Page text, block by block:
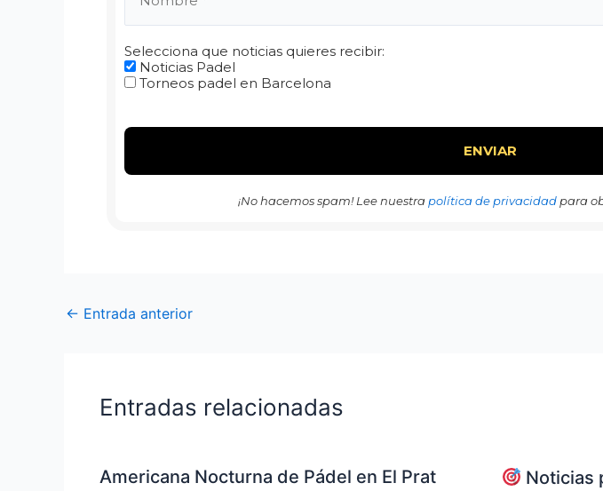
Selecciona que noticias quieres recibir:
Noticias Padel
Torneos padel en Barcelona
¡No hacemos spam! Lee nuestra política de privacidad para
← Entrada anterior
Entradas relacionadas
Americana Nocturna de Pádel en El Prat Noticias